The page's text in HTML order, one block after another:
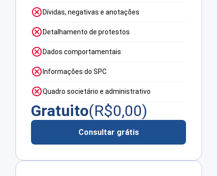
Dívidas, negativas e anotações
Detalhamento de protestos
Dados comportamentais
Informações do SPC
Quadro societário e administrativo
Gratuito(R$0,00)
Consultar grátis